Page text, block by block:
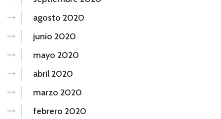
agosto 2020
junio 2020
mayo 2020
abril 2020
marzo 2020
febrero 2020